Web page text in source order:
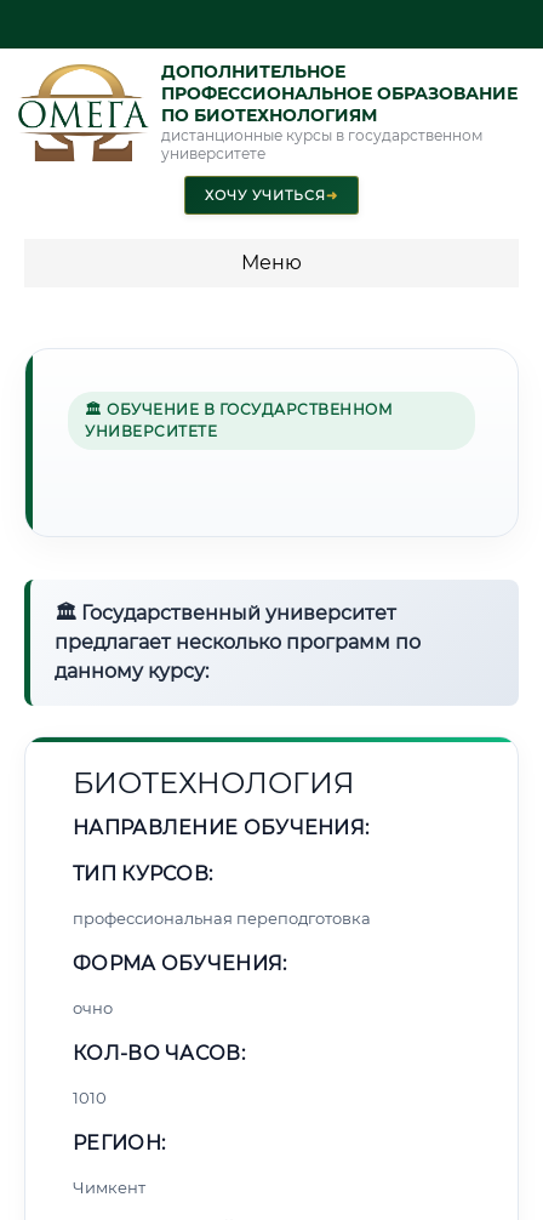
ДОПОЛНИТЕЛЬНОЕ
ПРОФЕССИОНАЛЬНОЕ ОБРАЗОВАНИЕ
ПО БИОТЕХНОЛОГИЯМ
дистанционные курсы в государственном
университете
ХОЧУ УЧИТЬСЯ➜
Меню
Суббота, 8 Августа
📍 Региональная справка
Субъект:
Республика Казахстан
Тел. код:
Часовой пояс:
Формат учебы:
🔍 Нажмите на документ для увеличения и просмотра
🏛 ОБУЧЕНИЕ В ГОСУДАРСТВЕННОМ
УНИВЕРСИТЕТЕ
🏛 Государственный университет
предлагает несколько программ по
данному курсу:
БИОТЕХНОЛОГИЯ
НАПРАВЛЕНИЕ ОБУЧЕНИЯ:
ТИП КУРСОВ:
профессиональная переподготовка
ФОРМА ОБУЧЕНИЯ:
очно
КОЛ-ВО ЧАСОВ:
1010
РЕГИОН:
Чимкент